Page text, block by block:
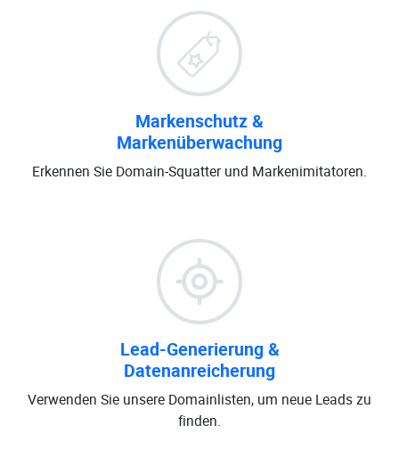
Markenschutz &
Markenüberwachung
Erkennen Sie Domain-Squatter und Markenimitatoren.
Lead-Generierung &
Datenanreicherung
Verwenden Sie unsere Domainlisten, um neue Leads zu
finden.